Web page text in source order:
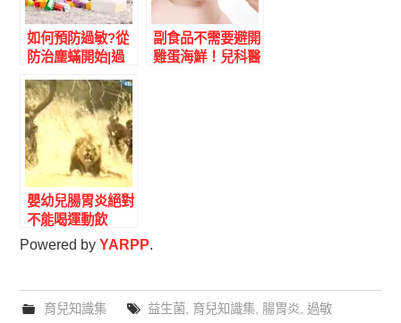
如何預防過敏?從
防治塵蟎開始|過
為傑醫師
副食品不需要避開
雞蛋海鮮！兒科醫
嬰幼兒腸胃炎絕對
不能喝運動飲
料!ORS vs 寶礦
力/舒跑滲透壓對
腹瀉|兒科醫師完
整解答
Powered byYARPP.
育兒知識集 益生菌, 育兒知識集, 腸胃炎, 過敏